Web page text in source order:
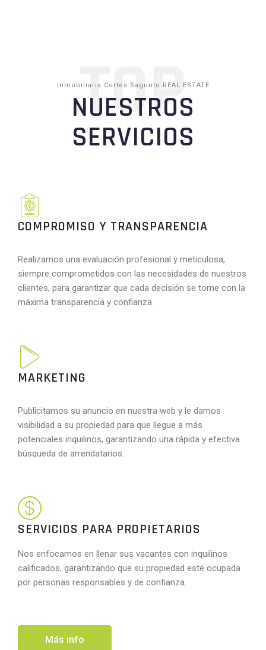
TOP
Inmobiliaria Cortés Sagunto REAL ESTATE
NUESTROS
SERVICIOS
COMPROMISO Y TRANSPARENCIA
Realizamos una evaluación profesional y meticulosa,
siempre comprometidos con las necesidades de nuestros
clientes, para garantizar que cada decisión se tome con la
máxima transparencia y confianza.
MARKETING
Publicitamos su anuncio en nuestra web y le damos
visibilidad a su propiedad para que llegue a más
potenciales inquilinos, garantizando una rápida y efectiva
búsqueda de arrendatarios.
SERVICIOS PARA PROPIETARIOS
Nos enfocamos en llenar sus vacantes con inquilinos
calificados, garantizando que su propiedad esté ocupada
por personas responsables y de confianza.
Más info